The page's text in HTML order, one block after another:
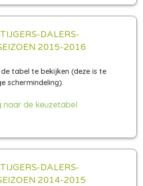
DALERS-
2015-2016
naar de keuzetabel
DALERS-
2014-2015